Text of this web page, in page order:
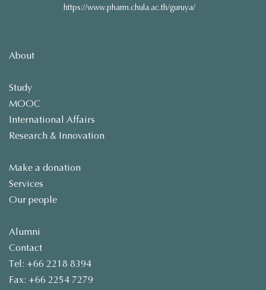
https://www.pharm.chula.ac.th/guruya/
About
Study
MOOC
International Affairs
Research & Innovation
Make a donation
Services
Our people
Alumni
Contact
Tel: +66 2218 8394
Fax: +66 2254 7279